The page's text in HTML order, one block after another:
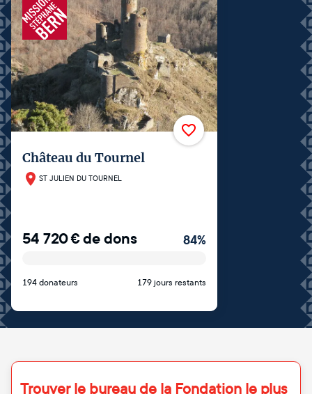
Château du Tournel
ST JULIEN DU TOURNEL
54 720€de dons 84%
194 donateurs 179 jours restants
Trouver le bureau de la Fondation le plus